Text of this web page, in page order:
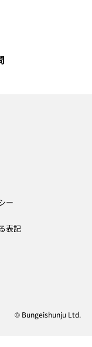
ー
表記
© Bungeishunju Ltd.